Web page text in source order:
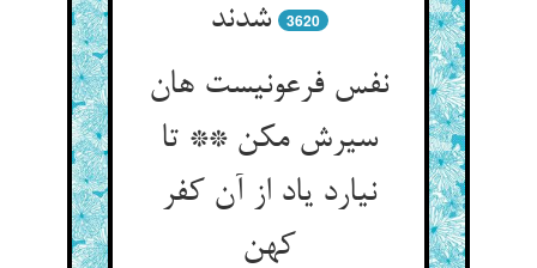
شدند
3620
نفس فرعونیست هان
سیرش مکن ** تا
نیارد یاد از آن کفر
کهن